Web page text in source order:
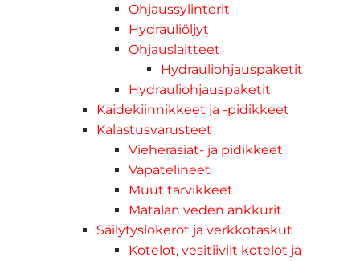
Ohjaussylinterit
Hydrauliöljyt
Ohjauslaitteet
Hydrauliohjauspaketit
Hydrauliohjauspaketit
Kaidekiinnikkeet ja -pidikkeet
Kalastusvarusteet
Vieherasiat- ja pidikkeet
Vapatelineet
Muut tarvikkeet
Matalan veden ankkurit
Säilytyslokerot ja verkkotaskut
Kotelot, vesitiiviit kotelot ja